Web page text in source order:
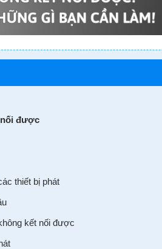
nối được
thiết bị phát
kết nối được